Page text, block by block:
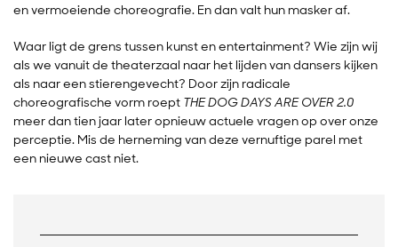
en vermoeiende choreografie. En dan valt hun masker af.
Waar ligt de grens tussen kunst en entertainment? Wie zijn wij
als we vanuit de theaterzaal naar het lijden van dansers kijken
als naar een stierengevecht? Door zijn radicale
choreografische vorm roept THE DOG DAYS ARE OVER 2.0
meer dan tien jaar later opnieuw actuele vragen op over onze
perceptie. Mis de herneming van deze vernuftige parel met
een nieuwe cast niet.